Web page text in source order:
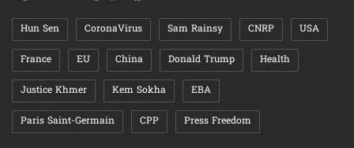
Hun Sen CoronaVirus Sam Rainsy CNRP USA
France EU China Donald Trump Health
Justice Khmer Kem Sokha EBA
Paris Saint-Germain CPP Press Freedom